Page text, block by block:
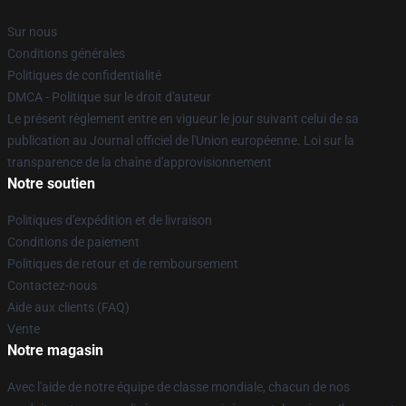
Sur nous
Conditions générales
Politiques de confidentialité
DMCA - Politique sur le droit d'auteur
Le présent règlement entre en vigueur le jour suivant celui de sa
publication au Journal officiel de l'Union européenne. Loi sur la
transparence de la chaîne d'approvisionnement
Notre soutien
Politiques d'expédition et de livraison
Conditions de paiement
Politiques de retour et de remboursement
Contactez-nous
Aide aux clients (FAQ)
Vente
Notre magasin
Avec l'aide de notre équipe de classe mondiale, chacun de nos